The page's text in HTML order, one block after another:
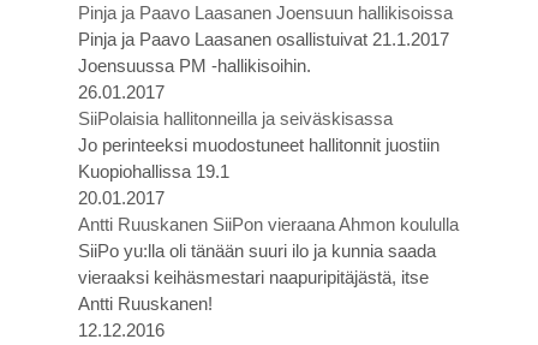
Pinja ja Paavo Laasanen Joensuun hallikisoissa
Pinja ja Paavo Laasanen osallistuivat 21.1.2017
Joensuussa PM -hallikisoihin.
26.01.2017
SiiPolaisia hallitonneilla ja seiväskisassa
Jo perinteeksi muodostuneet hallitonnit juostiin
Kuopiohallissa 19.1
20.01.2017
Antti Ruuskanen SiiPon vieraana Ahmon koululla
SiiPo yu:lla oli tänään suuri ilo ja kunnia saada
vieraaksi keihäsmestari naapuripitäjästä, itse
Antti Ruuskanen!
12.12.2016